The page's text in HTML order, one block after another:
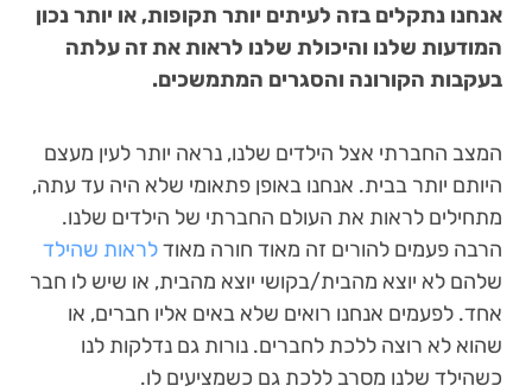
אנחנו נתקלים בזה לעיתים יותר תקופות, או יותר נכון
המודעות שלנו והיכולת שלנו לראות את זה עלתה
בעקבות הקורונה והסגרים המתמשכים.
המצב החברתי אצל הילדים שלנו, נראה יותר לעין מעצם
היותם יותר בבית. אנחנו באופן פתאומי שלא היה עד עתה,
מתחילים לראות את העולם החברתי של הילדים שלנו.
הרבה פעמים להורים זה מאוד חורה מאודלראות שהילד
שלהם לא יוצא מהבית/בקושי יוצא מהבית, או שיש לו חבר
אחד. לפעמים אנחנו רואים שלא באים אליו חברים, או
שהוא לא רוצה ללכת לחברים. נורות גם נדלקות לנו
כשהילד שלנו מסרב ללכת גם כשמציעים לו.